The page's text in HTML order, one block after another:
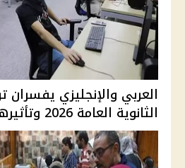
العربي والإنجليزي يفسران
الثانوية العامة 2026 وتأثيرهما ع...